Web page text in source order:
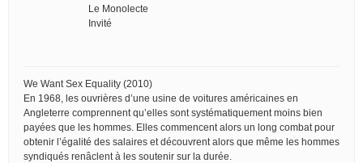
Le Monolecte
Invité
We Want Sex Equality (2010)
En 1968, les ouvrières d’une usine de voitures américaines en
Angleterre comprennent qu’elles sont systématiquement moins bien
payées que les hommes. Elles commencent alors un long combat pour
obtenir l’égalité des salaires et découvrent alors que même les hommes
syndiqués renâclent à les soutenir sur la durée.